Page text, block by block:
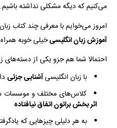
می‌کنیم که دیگه مشکلی نداشته باشیم.
امروز می‌خوایم با معرفی چند کتاب
آموزش زبان انگلیسیخیلی خوبه
احتمالا شما هم جزو یکی از دسته‌های
با زبان انگلیسیآشنایی جزئی
کلاس‌های مختلف و موسسات
اثر بخش براتون اتفاق نیافتاده
به هر دلیلی چیز‌هایی که